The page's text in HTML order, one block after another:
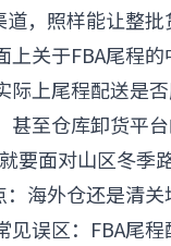
，照样能让整
上关于FBA尾程
际上尾程配送是
甚至仓库卸货平
要面对山区冬季
海外仓还是清关
见误区：FBA尾